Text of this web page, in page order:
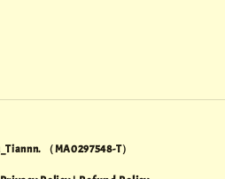
（MA0297548-T）